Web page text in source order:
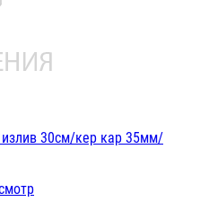
30см/кер кар 35мм/